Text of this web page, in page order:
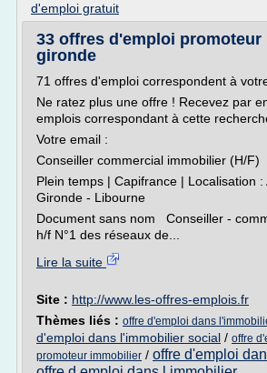
d'emploi gratuit
33 offres d'emploi
gironde
71 offres d'emploi correspondent à
Ne ratez plus une offre ! Recevez par
emplois correspondant à cette
Votre email :
Conseiller commercial immobilier (H/F)
Plein temps | Capifrance | Localisation :
Gironde - Libourne
Document sans nom Conseiller -
h/f N°1 des réseaux de...
Lire la suite
Site : http://www.les-offres-emplois.fr
Thèmes liés : offre d'emploi dans
d'emploi dans l'immobilier social / offre
promoteur immobilier / offre d'emploi